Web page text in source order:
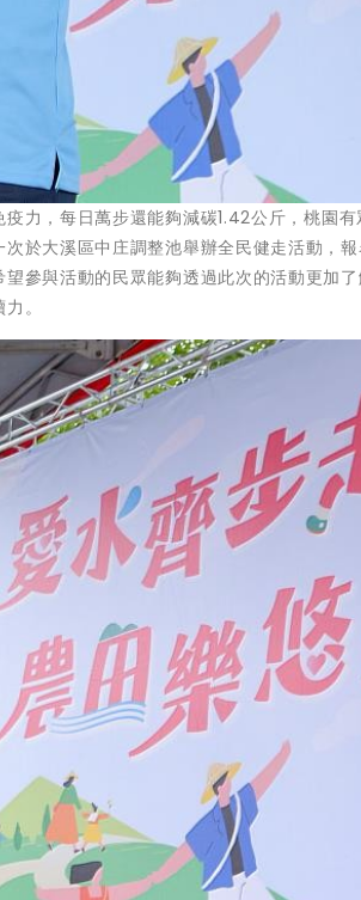
力，每日萬步還能夠減碳1.42公斤，桃園
於大溪區中庄調整池舉辦全民健走活動，
參與活動的民眾能夠透過此次的活動更加
。